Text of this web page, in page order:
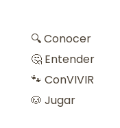
🔍 Conocer
🤔 Entender
🐾 ConVIVIR
🐶 Jugar